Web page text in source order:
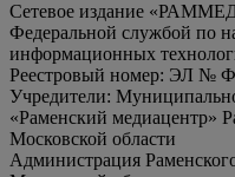
Сетевое издание
Федеральной службой по
информационных
Реестровый номер: ЭЛ №
Учредители:
«Раменский медиацентр»
Московской области
Администрация